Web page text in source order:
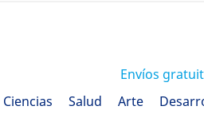
Envíos
Ciencias Salud Arte